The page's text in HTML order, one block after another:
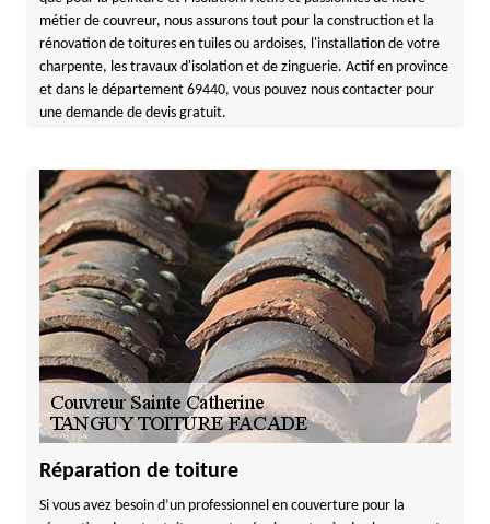
métier de couvreur, nous assurons tout pour la construction et la
rénovation de toitures en tuiles ou ardoises, l'installation de votre
charpente, les travaux d'isolation et de zinguerie. Actif en province
et dans le département 69440, vous pouvez nous contacter pour
une demande de devis gratuit.
Réparation de toiture
Si vous avez besoin d’un professionnel en couverture pour la